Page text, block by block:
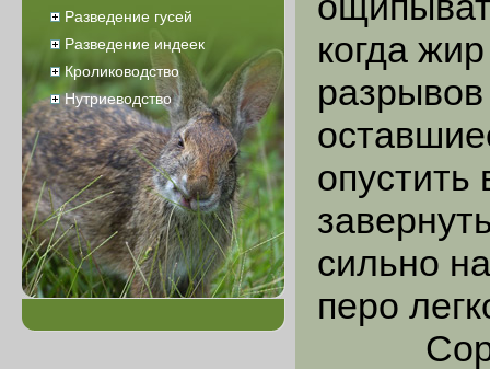
Разведение гусей
Разведение индеек
Кролиководство
Нутриеводство
когда
сильно
перо